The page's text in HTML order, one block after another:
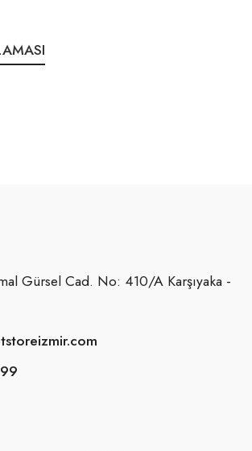
Gürsel Cad. No: 410/A Karşıyaka -